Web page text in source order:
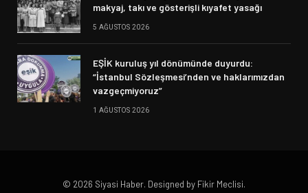
makyaj, takı ve gösterişli kıyafet yasağı
5 AĞUSTOS 2026
EŞİK kuruluş yıl dönümünde duyurdu:
“İstanbul Sözleşmesi’nden ve haklarımızdan
vazgeçmiyoruz”
1 AĞUSTOS 2026
© 2026 Siyasi Haber. Designed by Fikir Meclisi.